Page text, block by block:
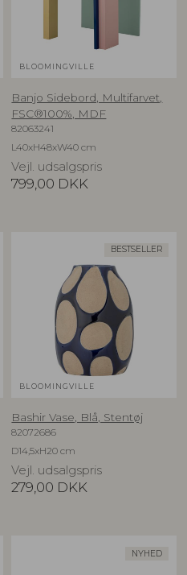
BLOOMINGVILLE
Banjo Sidebord, Multifarvet,
FSC®100%, MDF
82063241
L40xH48xW40 cm
Vejl. udsalgspris
799,00 DKK
BESTSELLER
BLOOMINGVILLE
Bashir Vase, Blå, Stentøj
82072686
D14,5xH20 cm
Vejl. udsalgspris
279,00 DKK
NYHED